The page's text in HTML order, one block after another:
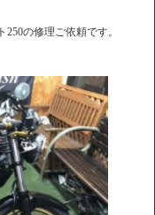
の修理ご依頼です。